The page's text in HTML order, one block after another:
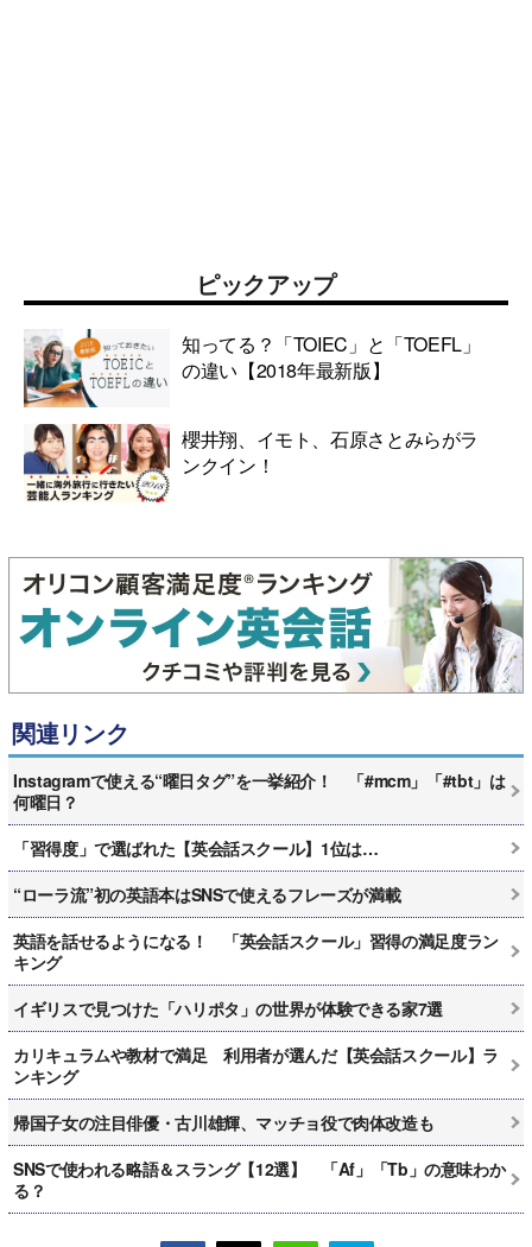
ピックアップ
知ってる？「TOIEC」と「TOEFL」
の違い【2018年最新版】
櫻井翔、イモト、石原さとみらがラ
ンクイン！
関連リンク
Instagramで使える“曜日タグ”を一挙紹介！ 「#mcm」「#tbt」は
何曜日？
「習得度」で選ばれた【英会話スクール】1位は…
“ローラ流”初の英語本はSNSで使えるフレーズが満載
英語を話せるようになる！ 「英会話スクール」習得の満足度ラン
キング
イギリスで見つけた「ハリポタ」の世界が体験できる家7選
カリキュラムや教材で満足 利用者が選んだ【英会話スクール】ラ
ンキング
帰国子女の注目俳優・古川雄輝、マッチョ役で肉体改造も
SNSで使われる略語＆スラング【12選】 「Af」「Tb」の意味わか
る？